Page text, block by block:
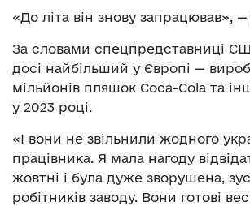
«До літа він знову запрацював»,
За словами спецпредставниці
досі найбільший у Європі —
мільйонів пляшок Coca-Cola та
у 2023 році.
«І вони не звільнили жодного
працівника. Я мала нагоду
жовтні і була дуже зворушена,
робітників заводу. Вони готові